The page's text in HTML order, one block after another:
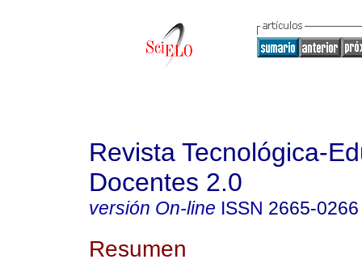
Revista Tecnológica-
Docentes 2.0
versión On-line ISSN 2665-0266
Resumen